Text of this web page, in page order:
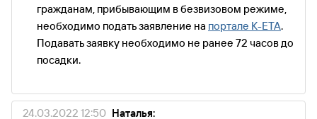
гражданам, прибывающим в безвизовом режиме,
необходимо подать заявление на портале K-ETA.
Подавать заявку необходимо не ранее 72 часов до
посадки.
24.03.2022 12:50 Наталья: